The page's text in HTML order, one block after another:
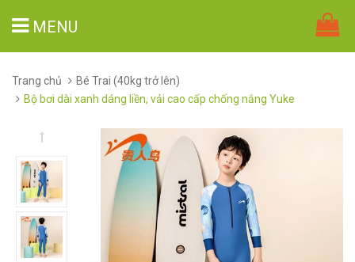
MENU
Trang chủ
Bé Trai (40kg trở lên)
Bộ bơi dài xanh dáng liền, vải cao cấp chống nắng Yuke